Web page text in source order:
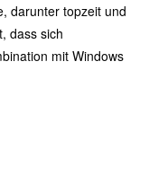
darunter topzeit und
dass sich
mit Windows